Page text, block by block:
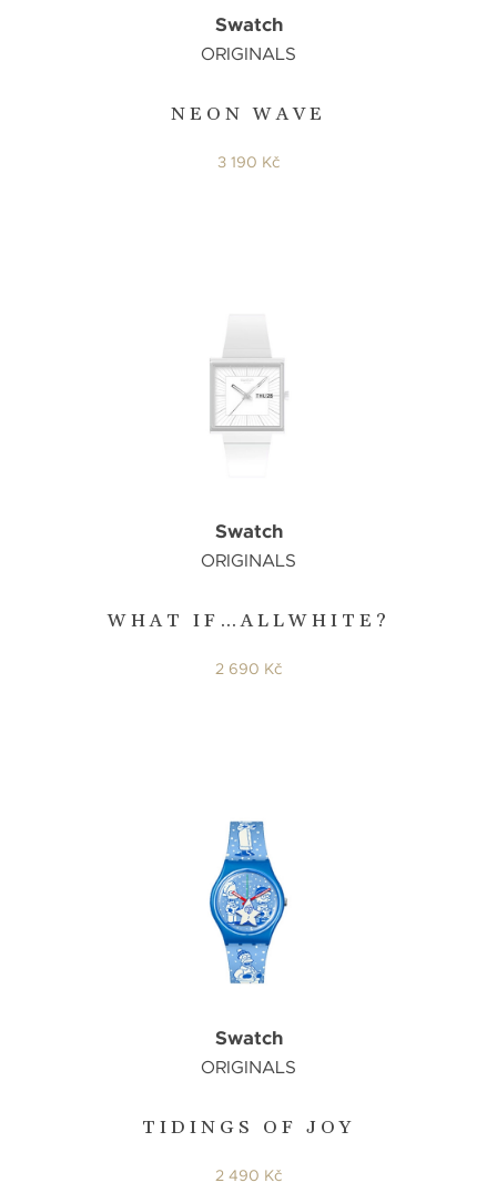
NEON WAVE
Swatch
ORIGINALS
3 190 Kč
WHAT IF…ALLWHITE?
Swatch
ORIGINALS
2 690 Kč
TIDINGS OF JOY
Swatch
ORIGINALS
2 490 Kč